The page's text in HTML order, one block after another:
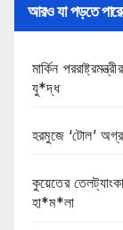
আরও যা পড়তে
মার্কিন
যু*দ্ধ
হরমুজে ‘টোল’
কুয়েতের
হা*ম*লা